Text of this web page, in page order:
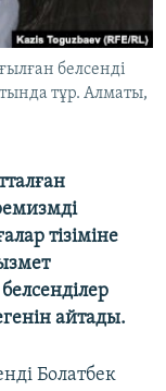
белсенді
тұр. Алматы,
тізіміне
айтады.
Болатбек